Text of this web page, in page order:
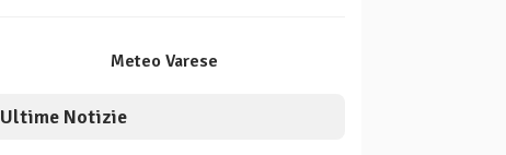
Meteo Varese
Ultime Notizie